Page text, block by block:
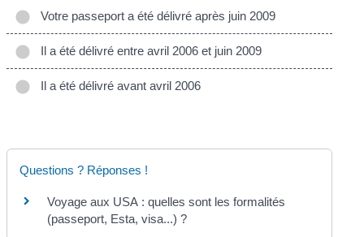
Votre passeport a été délivré après juin 2009
Il a été délivré entre avril 2006 et juin 2009
Il a été délivré avant avril 2006
Questions ? Réponses !
Voyage aux USA : quelles sont les formalités
(passeport, Esta, visa...) ?